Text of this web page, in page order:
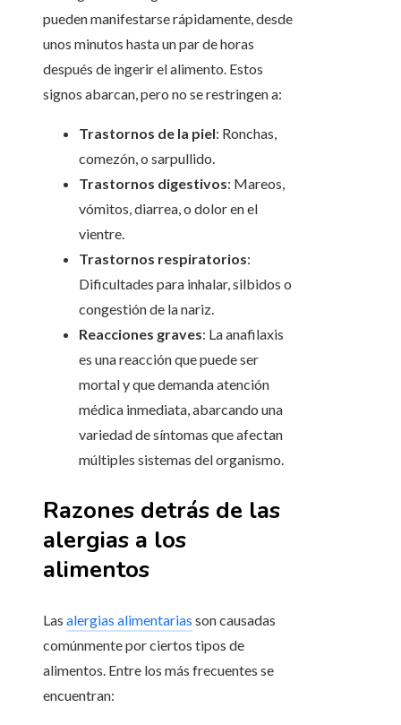
pueden manifestarse rápidamente, desde
unos minutos hasta un par de horas
después de ingerir el alimento. Estos
signos abarcan, pero no se restringen a:
Trastornos de la piel: Ronchas,
comezón, o sarpullido.
Trastornos digestivos: Mareos,
vómitos, diarrea, o dolor en el
vientre.
Trastornos respiratorios:
Dificultades para inhalar, silbidos o
congestión de la nariz.
Reacciones graves: La anafilaxis
es una reacción que puede ser
mortal y que demanda atención
médica inmediata, abarcando una
variedad de síntomas que afectan
múltiples sistemas del organismo.
Razones detrás de las
alergias a los
alimentos
Las alergias alimentarias son causadas
comúnmente por ciertos tipos de
alimentos. Entre los más frecuentes se
encuentran: